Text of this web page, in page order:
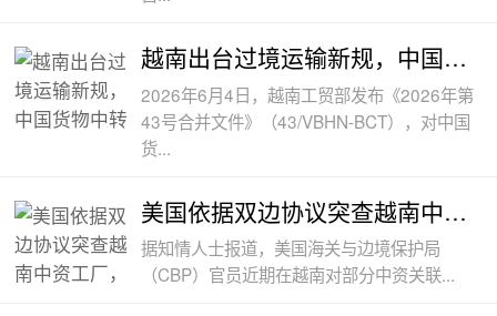
越南出台过境运输新规，中国货物中转通
2026年6月4日，越南工贸部发布《2026年第
43号合并文件》（43/VBHN-BCT），对中国
货...
美国依据双边协议突查越南中资工厂，三
据知情人士报道，美国海关与边境保护局
（CBP）官员近期在越南对部分中资关联...